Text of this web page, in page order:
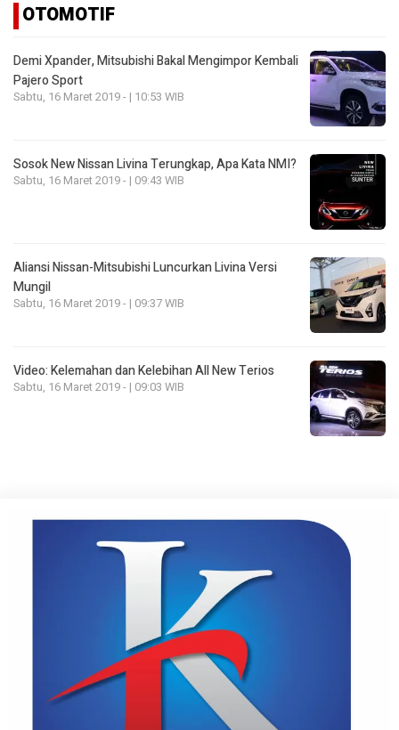
OTOMOTIF
Demi Xpander, Mitsubishi Bakal Mengimpor Kembali
Pajero Sport
Sabtu, 16 Maret 2019 - | 10:53 WIB
Sosok New Nissan Livina Terungkap, Apa Kata NMI?
Sabtu, 16 Maret 2019 - | 09:43 WIB
Aliansi Nissan-Mitsubishi Luncurkan Livina Versi
Mungil
Sabtu, 16 Maret 2019 - | 09:37 WIB
Video: Kelemahan dan Kelebihan All New Terios
Sabtu, 16 Maret 2019 - | 09:03 WIB